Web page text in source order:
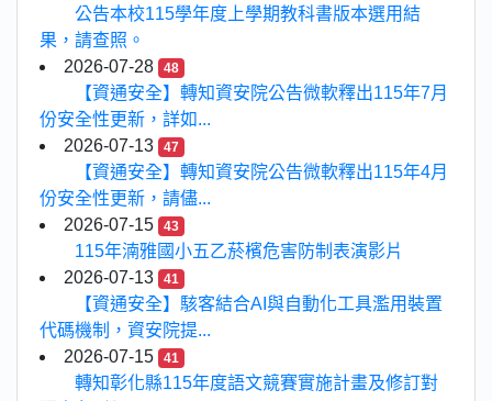
公告本校115學年度上學期教科書版本選用結
果，請查照。
2026-07-28
48
【資通安全】轉知資安院公告微軟釋出115年7月
份安全性更新，詳如...
2026-07-13
47
【資通安全】轉知資安院公告微軟釋出115年4月
份安全性更新，請儘...
2026-07-15
43
115年湳雅國小五乙菸檳危害防制表演影片
2026-07-13
41
【資通安全】駭客結合AI與自動化工具濫用裝置
代碼機制，資安院提...
2026-07-15
41
轉知彰化縣115年度語文競賽實施計畫及修訂對